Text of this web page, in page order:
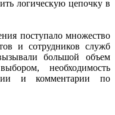
логическую цепочку в
поступало множество
и сотрудников служб
большой объем
необходимость
и комментарии по